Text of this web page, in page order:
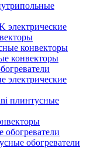
электрические
конвекторы
электрические
плинтусные
обогреватели